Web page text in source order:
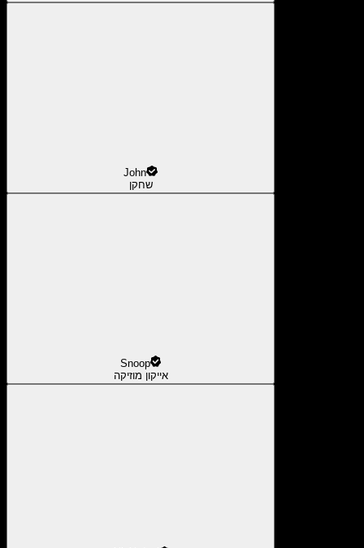
John
שחקן
Snoop
אייקון מוזיקה